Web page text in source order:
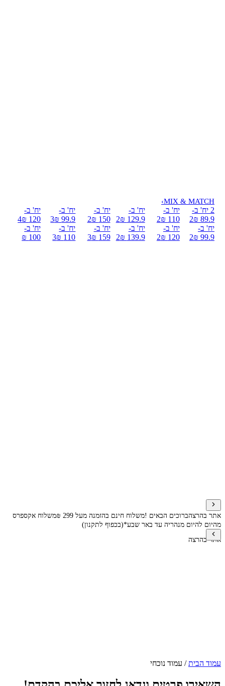
MIX & MATCH
›
2 יח' ב-
89.9 ₪
2
יח' ב-
99.9 ₪
2
יח' ב-
110 ₪
2
יח' ב-
120 ₪
2
יח' ב-
129.9 ₪
2
יח' ב-
139.9 ₪
2
יח' ב-
150 ₪
2
יח' ב-
159 ₪
3
יח' ב-
99.9 ₪
3
יח' ב-
110 ₪
3
יח' ב-
120 ₪
4
יח' ב-
100 ₪
אתר בהרצהברוכים הבאים !משלוח חינם בהזמנה מעל 299 ₪
משלוח אקספרס
מהיום להיום מנהריה עד באר שבע*(בכפוף לתקנון)
אתר בהרצה
עמוד הבית/ עמוד נוכחי